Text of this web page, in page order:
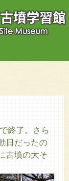
終了。さら
日だったの
古墳の大そ